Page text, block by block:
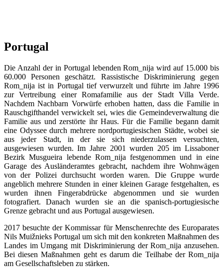
Portugal
Die Anzahl der in Portugal lebenden Rom_nija wird auf 15.000 bis
60.000 Personen geschätzt. Rassistische Diskriminierung gegen
Rom_nija ist in Portugal tief verwurzelt und führte im Jahre 1996
zur Vertreibung einer Romafamilie aus der Stadt Villa Verde.
Nachdem Nachbarn Vorwürfe erhoben hatten, dass die Familie in
Rauschgifthandel verwickelt sei, wies die Gemeindeverwaltung die
Familie aus und zerstörte ihr Haus. Für die Familie begann damit
eine Odyssee durch mehrere nordportugiesischen Städte, wobei sie
aus jeder Stadt, in der sie sich niederzulassen versuchten,
ausgewiesen wurden. Im Jahre 2001 wurden 205 im Lissaboner
Bezirk Musgueira lebende Rom_nija festgenommen und in eine
Garage des Ausländeramtes gebracht, nachdem ihre Wohnwägen
von der Polizei durchsucht worden waren. Die Gruppe wurde
angeblich mehrere Stunden in einer kleinen Garage festgehalten, es
wurden ihnen Fingerabdrücke abgenommen und sie wurden
fotografiert. Danach wurden sie an die spanisch-portugiesische
Grenze gebracht und aus Portugal ausgewiesen.
2017 besuchte der Kommissar für Menschenrechte des Europarates
Nils Muižnieks Portugal um sich mit den konkreten Maßnahmen des
Landes im Umgang mit Diskriminierung der Rom_nija anzusehen.
Bei diesen Maßnahmen geht es darum die Teilhabe der Rom_nija
am Gesellschaftsleben zu stärken.